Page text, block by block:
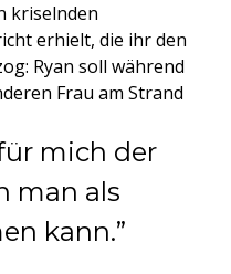
kriselnden
erhielt, die ihr den
Ryan soll während
Frau am Strand
mich der
man als
kann.